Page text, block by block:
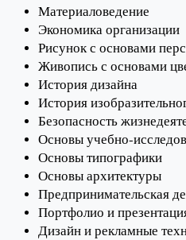
Материаловедение
Экономика организации
Рисунок с основами
Живопись с основами
История дизайна
История
Безопасность
Основы учебно-
Основы типографики
Основы архитектуры
Предпринимательская
Портфолио и
Дизайн и рекламные